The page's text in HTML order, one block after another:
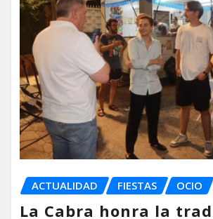
ACTUALIDAD FIESTAS OCIO
La Cabra honra la